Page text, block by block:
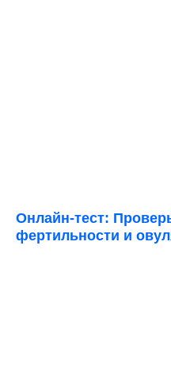
Онлайн-тест:
фертильности и